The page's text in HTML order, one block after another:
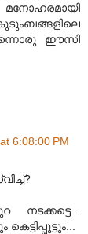
മനോഹരമായി
ഈസി
6:08:00 PM